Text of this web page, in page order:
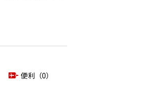
便利（0）